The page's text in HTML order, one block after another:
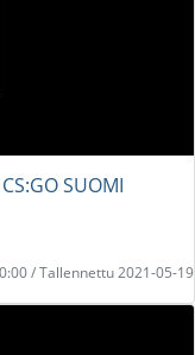
SUOMI
/ Tallennettu 2021-05-19